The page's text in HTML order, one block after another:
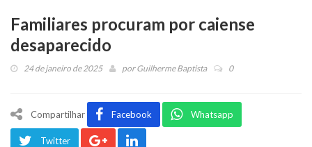
Familiares procuram por caiense
desaparecido
24 de janeiro de 2025 porGuilherme Baptista 0
Compartilhar Facebook Whatsapp
Twitter